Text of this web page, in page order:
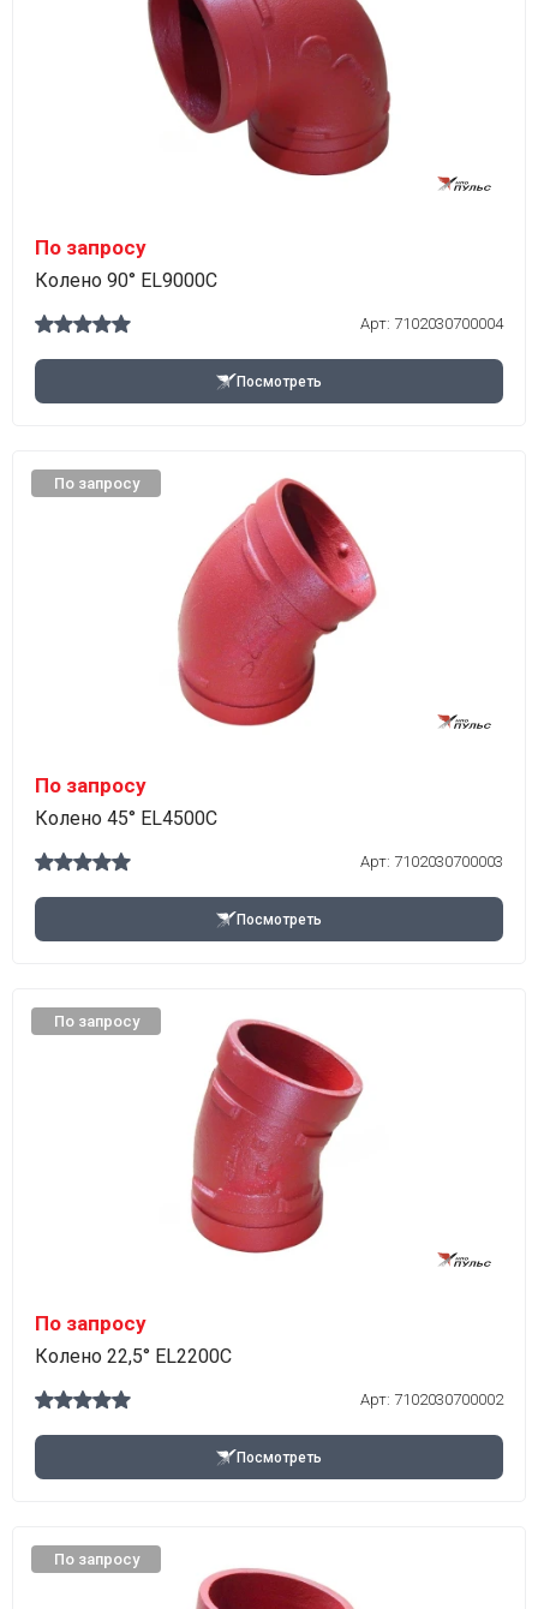
По запросу
Колено 90° EL9000C
Арт: 7102030700004
Посмотреть
По запросу
По запросу
Колено 45° EL4500C
Арт: 7102030700003
Посмотреть
По запросу
По запросу
Колено 22,5° EL2200C
Арт: 7102030700002
Посмотреть
По запросу